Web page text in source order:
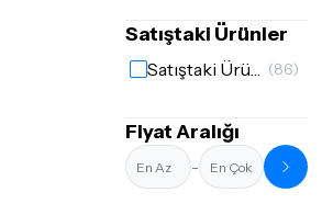
Mono (44)
(14)
Real Misson (2)
Satıştaki Ürünler
Satıştaki Ürünler (86)
Fiyat Aralığı
-